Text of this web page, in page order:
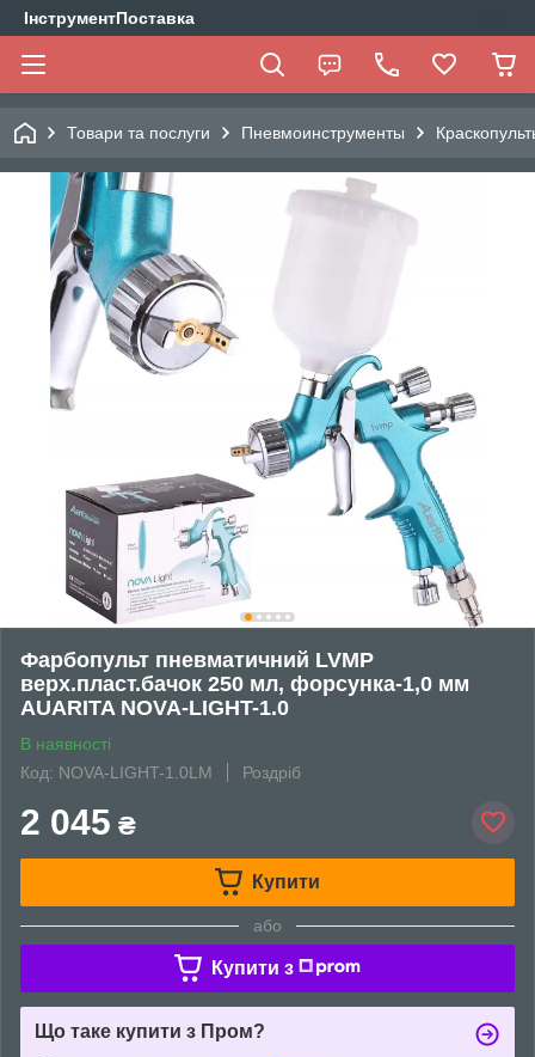
ІнструментПоставка
Товари та послуги Пневмоинструменты
Фарбопульт пневматичний LVMP
верх.пласт.бачок 250 мл, форсунка-1,0 мм
AUARITA NOVA-LIGHT-1.0
В наявності
Код: NOVA-LIGHT-1.0LM
Роздріб
2 045 ₴
Купити
або
Купити з
Що таке купити з Пром?